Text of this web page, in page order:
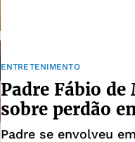
ENTRETENIMENTO
Padre Fábio de
sobre perdão
Padre se envolveu